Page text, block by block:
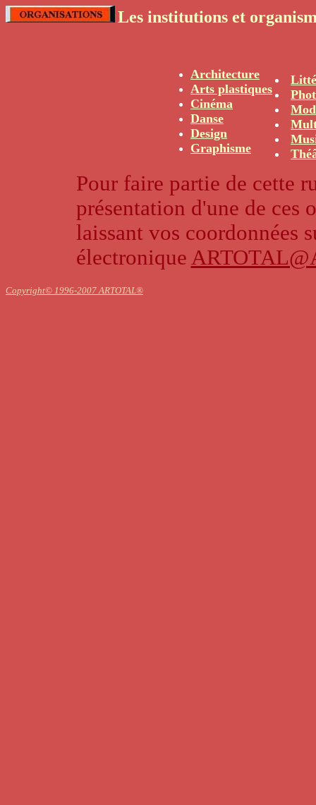
Les institutions et
Architecture
Arts plastiques
Cinéma
Danse
Design
Graphisme
Pour faire partie de cette
présentation d'une de ces
laissant vos coordonnées
électronique
Copyright© 1996-2007 ARTOTAL®